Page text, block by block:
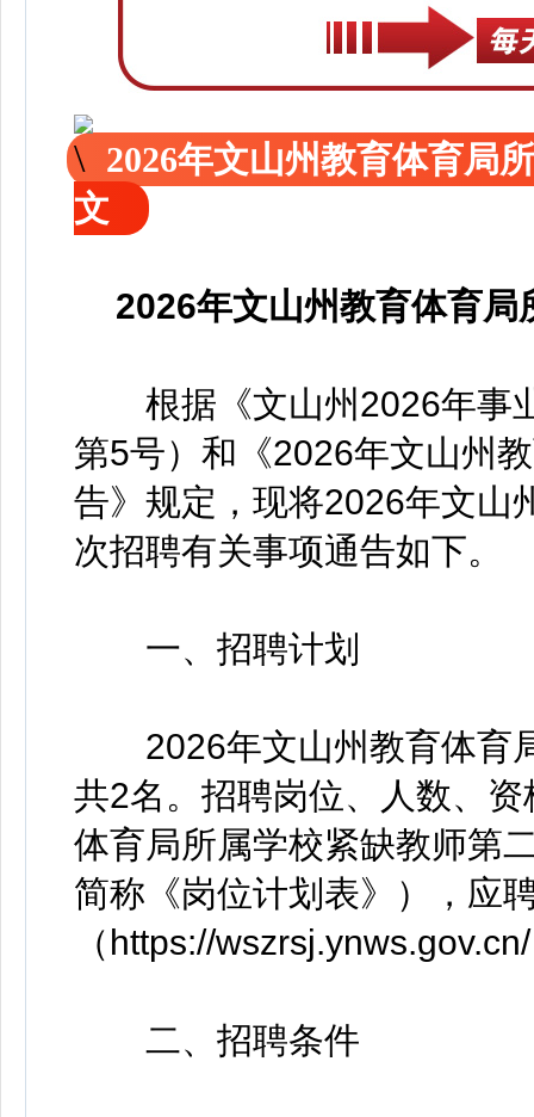
2026年文山州教育体育局
文
2026年文山州教育体育
根据《文山州2026年事
第5号）和《2026年文山州
告》规定，现将2026年文山
次招聘有关事项通告如下。
一、招聘计划
2026年文山州教育体育
共2名。招聘岗位、人数、
体育局所属学校紧缺教师第
简称《岗位计划表》），应
（https://
二、招聘条件